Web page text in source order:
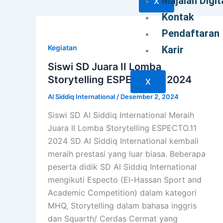
Kontak
Pendaftaran
Karir
X
Kegiatan
Siswi SD Juara II Lomba
Storytelling ESPECTO.11 2024
Al Siddiq International / Desember 2, 2024
Siswi SD Al Siddiq International Meraih
Juara II Lomba Storytelling ESPECTO.11
2024 SD Al Siddiq International kembali
meraih prestasi yang luar biasa. Beberapa
peserta didik SD Al Siddiq International
mengikuti Especto (El-Hassan Sport and
Academic Competition) dalam kategori
MHQ, Storytelling dalam bahasa inggris
dan Squarth/ Cerdas Cermat yang